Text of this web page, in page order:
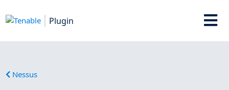
Plugin
Nessus